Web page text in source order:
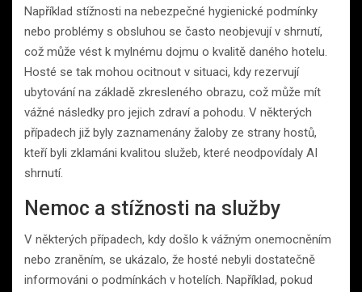
Například stížnosti na nebezpečné hygienické podmínky
nebo problémy s obsluhou se často neobjevují v shrnutí,
což může vést k mylnému dojmu o kvalitě daného hotelu.
Hosté se tak mohou ocitnout v situaci, kdy rezervují
ubytování na základě zkresleného obrazu, což může mít
vážné následky pro jejich zdraví a pohodu. V některých
případech již byly zaznamenány žaloby ze strany hostů,
kteří byli zklamáni kvalitou služeb, které neodpovídaly AI
shrnutí.
Nemoc a stížnosti na služby
V některých případech, kdy došlo k vážným onemocněním
nebo zraněním, se ukázalo, že hosté nebyli dostatečně
informováni o podmínkách v hotelích. Například, pokud